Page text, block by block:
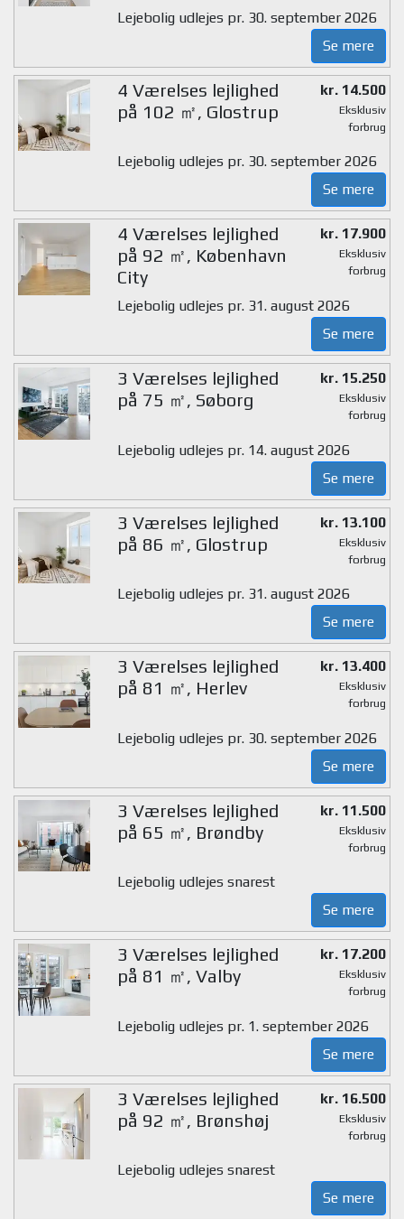
Lejebolig udlejes pr. 30. september 2026
Se mere
4 Værelses lejlighed
på 102 ㎡, Glostrup
kr. 14.500
Eksklusiv
forbrug
Lejebolig udlejes pr. 30. september 2026
Se mere
4 Værelses lejlighed
på 92 ㎡, København
City
kr. 17.900
Eksklusiv
forbrug
Lejebolig udlejes pr. 31. august 2026
Se mere
3 Værelses lejlighed
på 75 ㎡, Søborg
kr. 15.250
Eksklusiv
forbrug
Lejebolig udlejes pr. 14. august 2026
Se mere
3 Værelses lejlighed
på 86 ㎡, Glostrup
kr. 13.100
Eksklusiv
forbrug
Lejebolig udlejes pr. 31. august 2026
Se mere
3 Værelses lejlighed
på 81 ㎡, Herlev
kr. 13.400
Eksklusiv
forbrug
Lejebolig udlejes pr. 30. september 2026
Se mere
3 Værelses lejlighed
på 65 ㎡, Brøndby
kr. 11.500
Eksklusiv
forbrug
Lejebolig udlejes snarest
Se mere
3 Værelses lejlighed
på 81 ㎡, Valby
kr. 17.200
Eksklusiv
forbrug
Lejebolig udlejes pr. 1. september 2026
Se mere
3 Værelses lejlighed
på 92 ㎡, Brønshøj
kr. 16.500
Eksklusiv
forbrug
Lejebolig udlejes snarest
Se mere